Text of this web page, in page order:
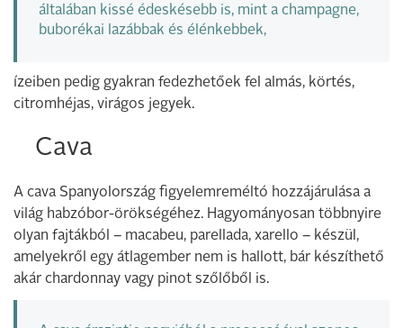
általában kissé édeskésebb is, mint a champagne,
buborékai lazábbak és élénkebbek,
ízeiben pedig gyakran fedezhetőek fel almás, körtés,
citromhéjas, virágos jegyek.
Cava
A cava Spanyolország figyelemreméltó hozzájárulása a
világ habzóbor-örökségéhez. Hagyományosan többnyire
olyan fajtákból – macabeu, parellada, xarello – készül,
amelyekről egy átlagember nem is hallott, bár készíthető
akár chardonnay vagy pinot szőlőből is.